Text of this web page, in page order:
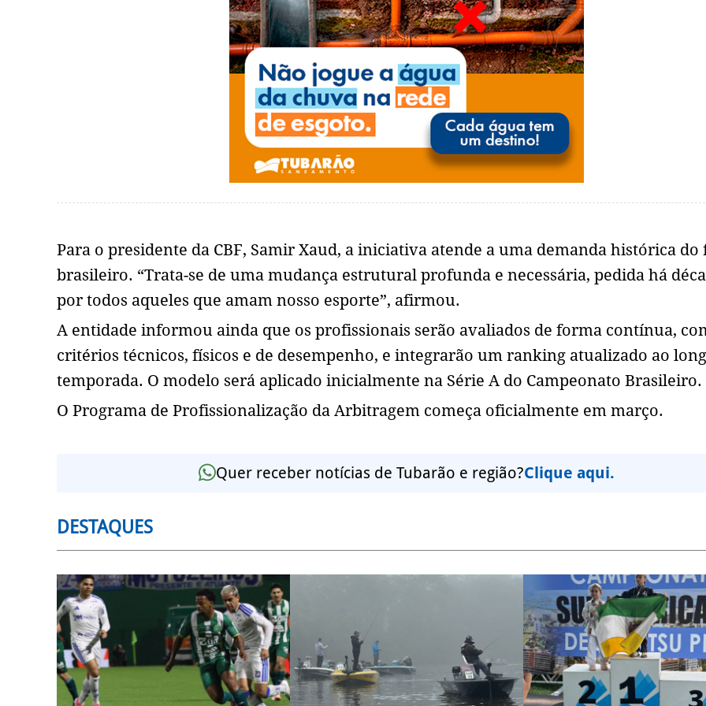
Para o presidente da CBF, Samir Xaud, a iniciativa atende a uma demanda histórica do
brasileiro. “Trata-se de uma mudança estrutural profunda e necessária, pedida há
por todos aqueles que amam nosso esporte”, afirmou.
A entidade informou ainda que os profissionais serão avaliados de forma contínua,
critérios técnicos, físicos e de desempenho, e integrarão um ranking atualizado ao
temporada. O modelo será aplicado inicialmente na Série A do Campeonato Brasileiro.
O Programa de Profissionalização da Arbitragem começa oficialmente em março.
Quer receber notícias de Tubarão e região?Clique aqui.
DESTAQUES